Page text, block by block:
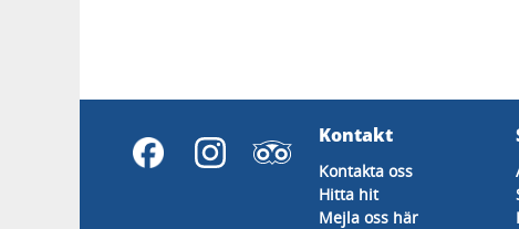
Kontakt
Kontakta oss
Hitta hit
Mejla oss här